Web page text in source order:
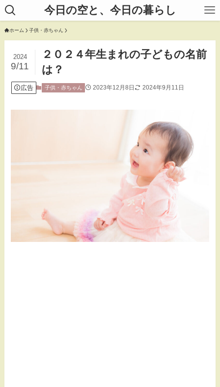
今日の空と、今日の暮らし
ホーム 子供・赤ちゃん
２０２４年生まれの子どもの名前
は？
2024
9/11
広告 子供・赤ちゃん 2023年12月8日 2024年9月11日